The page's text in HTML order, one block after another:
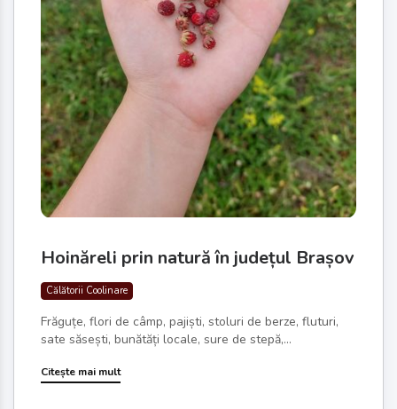
Hoinăreli prin natură în județul Brașov
Călătorii Coolinare
Frăguțe, flori de câmp, pajiști, stoluri de berze, fluturi,
sate săsești, bunătăți locale, sure de stepă,...
Citește mai mult